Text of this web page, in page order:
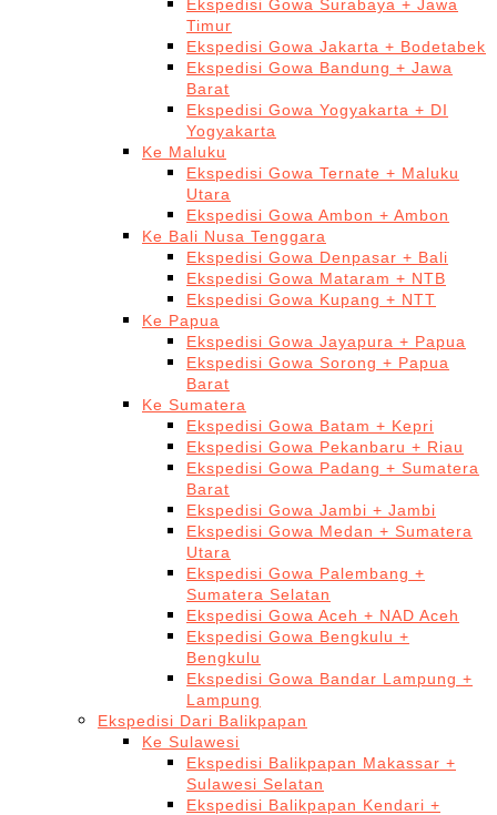
Ekspedisi Gowa Surabaya + Jawa
Timur
Ekspedisi Gowa Jakarta + Bodetabek
Ekspedisi Gowa Bandung + Jawa
Barat
Ekspedisi Gowa Yogyakarta + DI
Yogyakarta
Ke Maluku
Ekspedisi Gowa Ternate + Maluku
Utara
Ekspedisi Gowa Ambon + Ambon
Ke Bali Nusa Tenggara
Ekspedisi Gowa Denpasar + Bali
Ekspedisi Gowa Mataram + NTB
Ekspedisi Gowa Kupang + NTT
Ke Papua
Ekspedisi Gowa Jayapura + Papua
Ekspedisi Gowa Sorong + Papua
Barat
Ke Sumatera
Ekspedisi Gowa Batam + Kepri
Ekspedisi Gowa Pekanbaru + Riau
Ekspedisi Gowa Padang + Sumatera
Barat
Ekspedisi Gowa Jambi + Jambi
Ekspedisi Gowa Medan + Sumatera
Utara
Ekspedisi Gowa Palembang +
Sumatera Selatan
Ekspedisi Gowa Aceh + NAD Aceh
Ekspedisi Gowa Bengkulu +
Bengkulu
Ekspedisi Gowa Bandar Lampung +
Lampung
Ekspedisi Dari Balikpapan
Ke Sulawesi
Ekspedisi Balikpapan Makassar +
Sulawesi Selatan
Ekspedisi Balikpapan Kendari +